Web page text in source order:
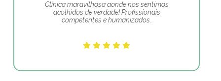
Clínica maravilhosa aonde nos sentimos
acolhidos de verdade! Profissionais
competentes e humanizados.